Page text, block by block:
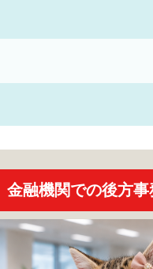
金融機関での後方